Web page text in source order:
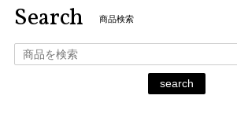
Search 商品検索
search